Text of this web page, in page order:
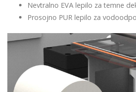
Nevtralno EVA lepilo za temne
Prosojno PUR lepilo za